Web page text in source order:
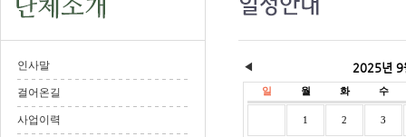
인사말
걸어온길
사업이력
◀ 2025년 9
일 월 화 수
1 2 3